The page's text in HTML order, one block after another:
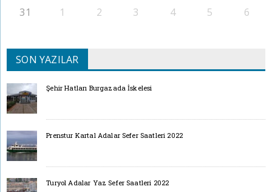
31 1 2 3 4 5 6
SON YAZILAR
Şehir Hatları Burgazada İskelesi
Prenstur Kartal Adalar Sefer Saatleri 2022
Turyol Adalar Yaz Sefer Saatleri 2022